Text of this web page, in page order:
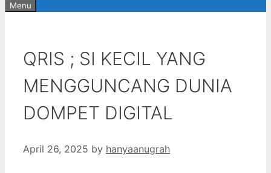
Menu
QRIS ; SI KECIL YANG
MENGGUNCANG DUNIA
DOMPET DIGITAL
April 26, 2025 by hanyaanugrah